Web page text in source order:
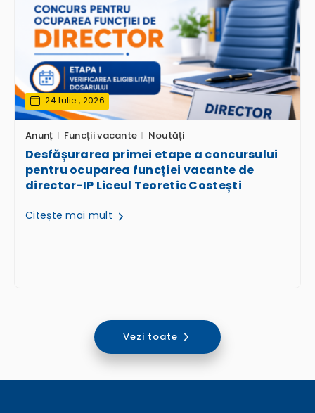
24 Iulie , 2026
Anunț Funcții vacante Noutăți
Desfășurarea primei etape a concursului
pentru ocuparea funcției vacante de
director-IP Liceul Teoretic Costești
Citește mai mult
Vezi toate